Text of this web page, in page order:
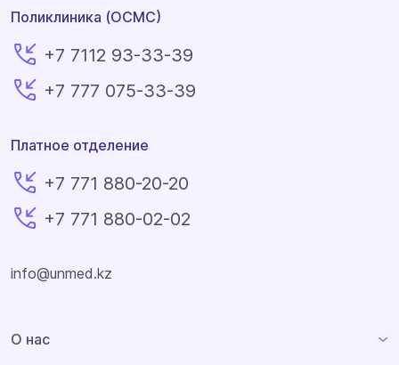
Поликлиника (ОСМС)
+7 7112 93-33-39
+7 777 075-33-39
Платное отделение
+7 771 880-20-20
+7 771 880-02-02
info@unmed.kz
О нас